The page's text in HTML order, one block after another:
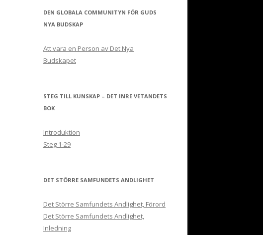
DEN GLOBALA COMMUNITYN FÖR GUDS
NYA BUDSKAP
Att vara en Person av Det Nya
Budskapet
STEG TILL KUNSKAP – DET INRE VETANDETS
BOK
Introduktion
Steg 1-29
DET STÖRRE SAMFUNDETS ANDLIGHET
Det Större Samfundets Andlighet, Förord
Det Större Samfundets Andlighet,
Inledning